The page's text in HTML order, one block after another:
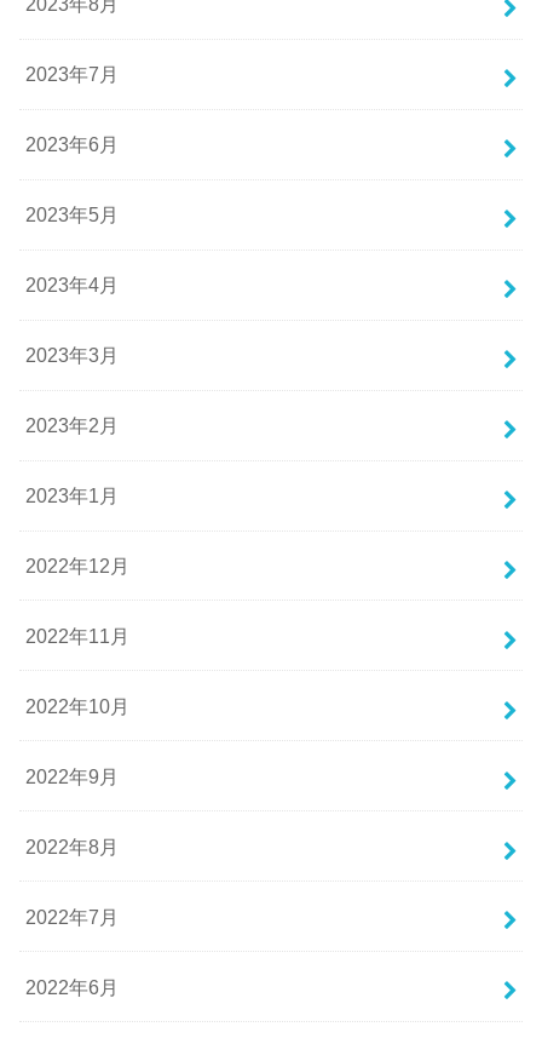
2023年7月
2023年6月
2023年5月
2023年4月
2023年3月
2023年2月
2023年1月
2022年12月
2022年11月
2022年10月
2022年9月
2022年8月
2022年7月
2022年6月